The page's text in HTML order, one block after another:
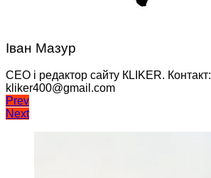
Іван Мазур
CEO і редактор сайту КLIKER. Контакт:
kliker400@gmail.com
Навігація
записів
Prev
Next